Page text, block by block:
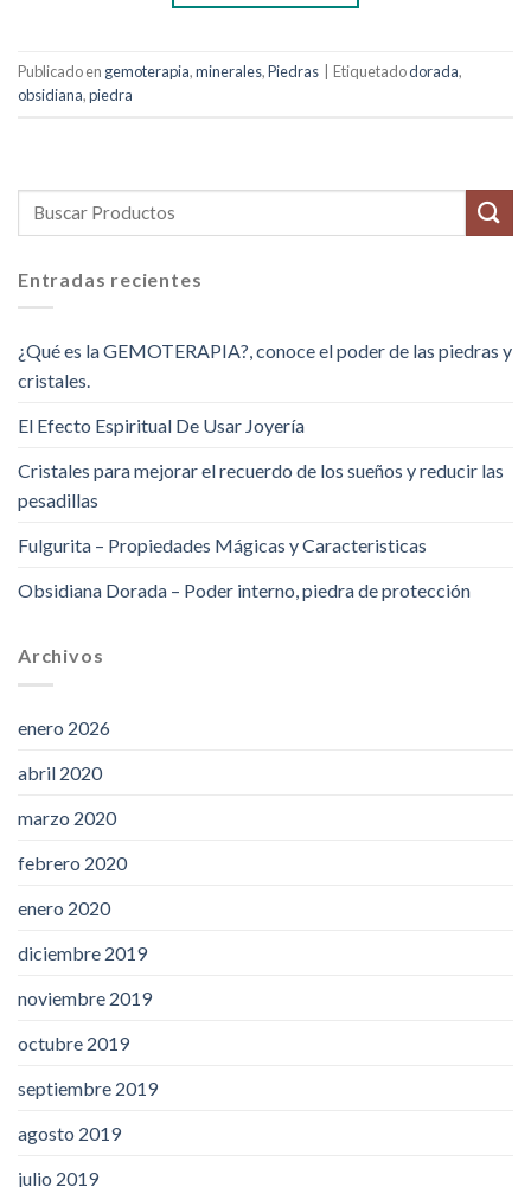
Publicado en gemoterapia,minerales,Piedras Etiquetadodorada,
obsidiana,piedra
Entradas recientes
¿Qué es la GEMOTERAPIA?, conoce el poder de las piedras y
cristales.
El Efecto Espiritual De Usar Joyería
Cristales para mejorar el recuerdo de los sueños y reducir las
pesadillas
Fulgurita – Propiedades Mágicas y Caracteristicas
Obsidiana Dorada – Poder interno, piedra de protección
Archivos
enero 2026
abril 2020
marzo 2020
febrero 2020
enero 2020
diciembre 2019
noviembre 2019
octubre 2019
septiembre 2019
agosto 2019
julio 2019